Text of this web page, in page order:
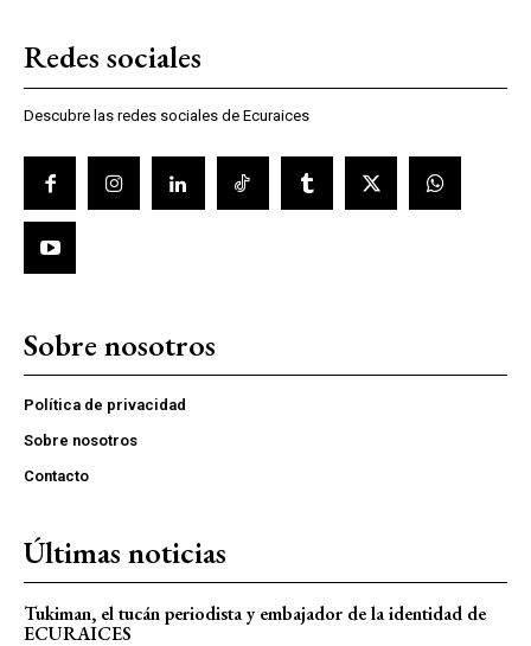
Redes sociales
Descubre las redes sociales de Ecuraices
Sobre nosotros
Política de privacidad
Sobre nosotros
Contacto
Últimas noticias
Tukiman, el tucán periodista y embajador de la identidad de
ECURAICES